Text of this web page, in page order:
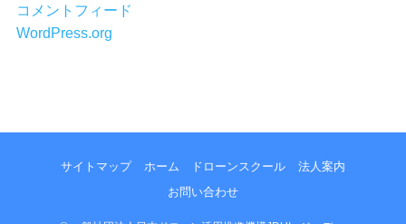
コメントフィード
WordPress.org
サイトマップ ホーム ドローンスクール
法人案内
お問い合わせ